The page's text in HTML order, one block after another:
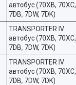
автобус (70XB, 70XC,
7DB, 7DW, 7DK)
TRANSPORTER IV
автобус (70XB, 70XC,
7DB, 7DW, 7DK)
TRANSPORTER IV
автобус (70XB, 70XC,
7DB, 7DW, 7DK)